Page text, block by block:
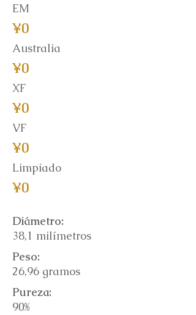
EM
¥0
Australia
¥0
XF
¥0
VF
¥0
Limpiado
¥0
Diámetro:
38,1 milímetros
Peso:
26,96 gramos
Pureza:
90%